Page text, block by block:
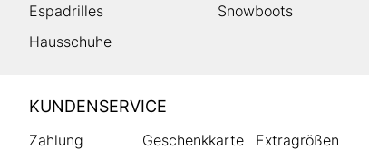
Espadrilles
Snowboots
Hausschuhe
HUMANIC
Footer
KUNDENSERVICE
Zahlung
Geschenkkarte
Extragrößen